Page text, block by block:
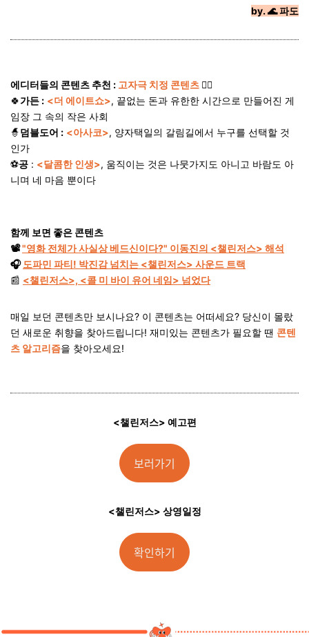
by.🌊파도
에디터들의 콘텐츠 추천 : 고자극 치정 콘텐츠 ❤️‍🔥
🍀가든 : <더 에이트쇼>, 끝없는 돈과 유한한 시간으로 만들어진 게
임장 그 속의 작은 사회
🧙덤블도어 : <아사코>, 양자택일의 갈림길에서 누구를 선택할 것
인가
⚽공 : <달콤한 인생>, 움직이는 것은 나뭇가지도 아니고 바람도 아
니며 네 마음 뿐이다
함께 보면 좋은 콘텐츠
📽️"영화 전체가 사실상 베드신이다?" 이동진의 <챌린저스> 해석
🎧 도파민 파티! 박진감 넘치는 <챌린저스> 사운드 트랙
📰 <챌린저스>, <콜 미 바이 유어 네임> 넘었다
매일 보던 콘텐츠만 보시나요? 이 콘텐츠는 어떠세요? 당신이 몰랐
던 새로운 취향을 찾아드립니다! 재미있는 콘텐츠가 필요할 땐 콘텐
츠 알고리즘을 찾아오세요!
<챌린저스> 예고편
보러가기
<챌린저스> 상영일정
확인하기